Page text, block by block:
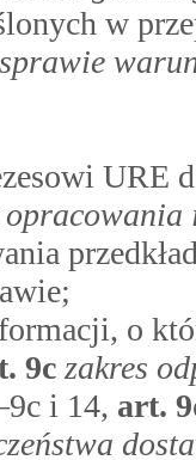
w
o
9c zakres
i 14, art.